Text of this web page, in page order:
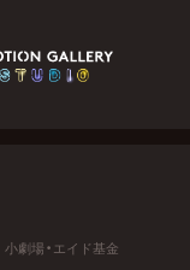
小劇場・エイド基金